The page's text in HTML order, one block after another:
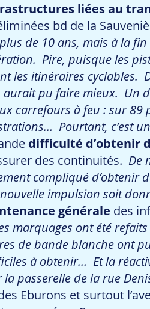
liées au
bd de la
de 10 ans, mais à la
Pire, puisque les
les itinéraires cyclables.
aurait pu faire mieux. Un
carrefours à feu : sur 89
Pourtant, c’est
difficulté d’obtenir
des continuités. De
compliqué d’obtenir
nouvelle impulsion soit
générale des
marquages ont été
de bande blanche ont
à obtenir… Et la
la passerelle de la rue
Eburons et surtout